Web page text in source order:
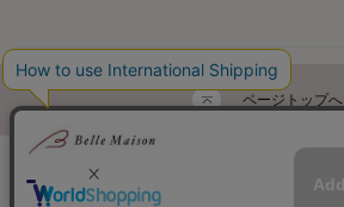
ページトップへ
ご利用ガイド・お知らせ